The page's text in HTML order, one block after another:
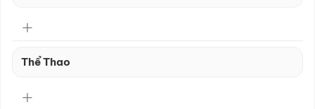
Thể Thao